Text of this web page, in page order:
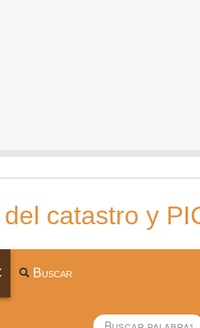
catastro y
Buscar